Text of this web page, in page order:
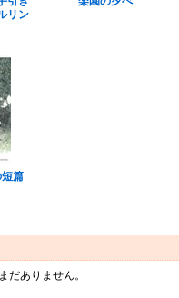
リン
篇
だありません。